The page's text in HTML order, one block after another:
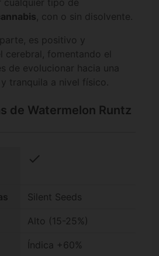
cualquier tipo de
, con o sin disolvente.
es positivo y
cerebral, fomentando el
de evolucionar hacia una
tranquila a nivel físico.
de Watermelon Runtz
check
Silent Seeds
Alto (15-25%)
Índica +60%